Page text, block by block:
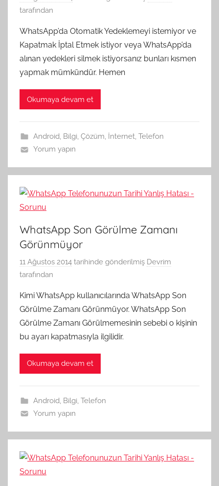
tarafından
WhatsApp’da Otomatik Yedeklemeyi istemiyor ve
Kapatmak İptal Etmek istiyor veya WhatsApp’da
alınan yedekleri silmek istiyorsanız bunları kısmen
yapmak mümkündür. Hemen
Okumaya devam et
Android, Bilgi, Çözüm, İnternet, Telefon
Yorum yapın
WhatsApp Son Görülme Zamanı
Görünmüyor
11 Ağustos 2014 tarihinde gönderilmiş Devrim
tarafından
Kimi WhatsApp kullanıcılarında WhatsApp Son
Görülme Zamanı Görünmüyor. WhatsApp Son
Görülme Zamanı Görülmemesinin sebebi o kişinin
bu ayarı kapatmasıyla ilgilidir.
Okumaya devam et
Android Bilgi Telefon
Yorum yapın